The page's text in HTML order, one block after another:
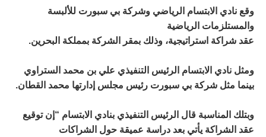
وقع نادي الابتسام الرياضي وشركة بي سبورت للألبسة
والمستلزمات الرياضية
عقد شراكة استراتيجية، وذلك بمقر الشركة بمملكة البحرين.
ومثل نادي الابتسام الرئيس التنفيذي علي بن محمد الستراوي
بينما مثل شركة بي سبورت رئيس مجلس إدارتها محمد القطان.
وبتلك المناسبة قال الرئيس التنفيذي بنادي الابتسام “إن توقيع
عقد الشراكة يأتي بعد دراسة عميقة حول الشراكات